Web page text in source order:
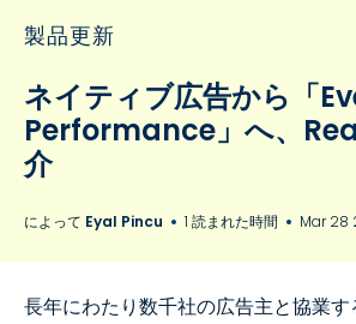
製品更新
ネイティブ広告から「
Performance」へ、
介
によって Eyal Pincu 1 読まれた時間 Mar 28
長年にわたり数千社の広告主と協業